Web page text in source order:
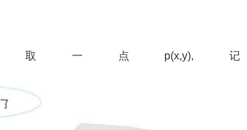
一点p(x,y),记